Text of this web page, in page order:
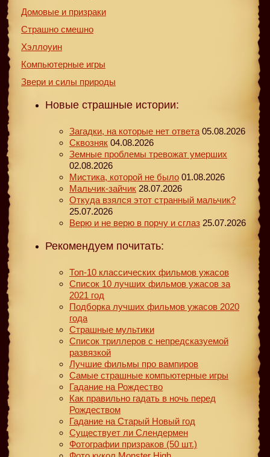
Домовые и призраки
Страшно смешно
Хэллоуин
Компьютерные игры
Звери и силы природы
Новые страшные истории:
Загадки, на которые нет ответа 05.08.2026
Сквозняк 04.08.2026
Земные проблемы тревожат умерших
02.08.2026
Мистика, которой не было 01.08.2026
Мальчик-зайчик 28.07.2026
Откуда взялся этот странный мальчик?
25.07.2026
Верю и не верю в порчу и сглаз 25.07.2026
Рекомендуем почитать:
Топ-10 классических фильмов ужасов
Список 10 лучших фильмов ужасов за
2021 год
Подборка лучших фильмов ужасов 2020
года
Страшные мультики
Список триллеров с непредсказуемой
развязкой
Лучшие фильмы про вампиров
Самые страшные компьютерные игры
Гадание на Рождество
Как правильно гадать в ночь перед
Рождеством
Гадание на Старый Новый год
Существует ли Слендермен
Фотографии призраков (50 шт.)